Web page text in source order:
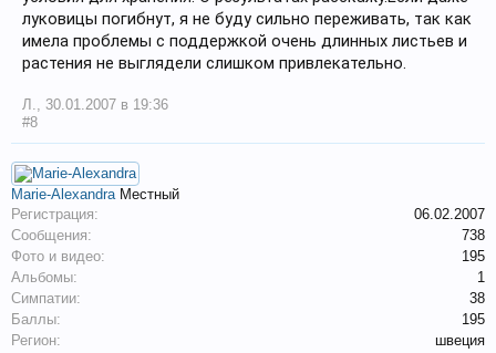
луковицы погибнут, я не буду сильно переживать, так как
имела проблемы с поддержкой очень длинных листьев и
растения не выглядели слишком привлекательно.
Л., 30.01.2007 в 19:36
#8
Marie-Alexandra Местный
Регистрация:
06.02.2007
Сообщения:
738
Фото и видео:
195
Альбомы:
1
Симпатии:
38
Баллы:
195
Регион:
швеция